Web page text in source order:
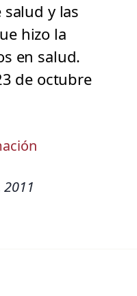
y las
hizo la
en salud.
de octubre